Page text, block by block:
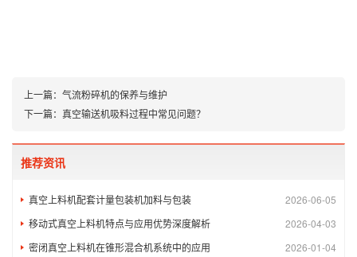
上一篇： 气流粉碎机的保养与维护
下一篇： 真空输送机吸料过程中常见问题？
推荐资讯
2026-06-05
真空上料机配套计量包装机加料与包装
2026-04-03
移动式真空上料机特点与应用优势深度解析
2026-01-04
密闭真空上料机在锥形混合机系统中的应用